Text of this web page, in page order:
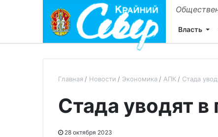
Власть
Главная Новости Экономика АПК Стада
Стада уводят в
28 октября 2023